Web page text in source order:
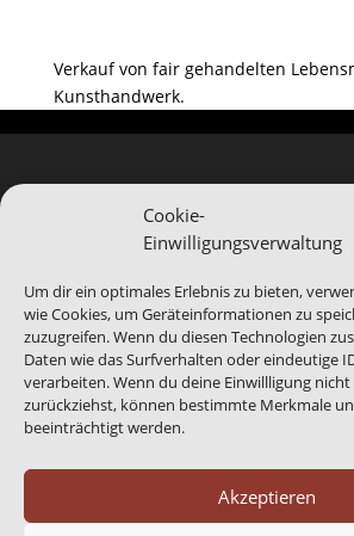
Cookie-
Einwilligungsverwaltung
Um dir ein optimales Erlebnis zu bieten,
wie Cookies, um Geräteinformationen zu
zuzugreifen. Wenn du diesen Technologien
Daten wie das Surfverhalten oder eindeutige
verarbeiten. Wenn du deine Einwillligung
zurückziehst, können bestimmte Merkmale
beeinträchtigt werden.
Akzeptieren
Verkauf von fair gehandelten
Kunsthandwerk.
Bei Blomberg24.de handelt es sich
Produkt von Blomberg Medien. Wir
Abbildung von Veranstaltungen auf
Informationen Dritter angewiesen,
benannte Ende eines Events kann
sind generell alle Angaben ohne